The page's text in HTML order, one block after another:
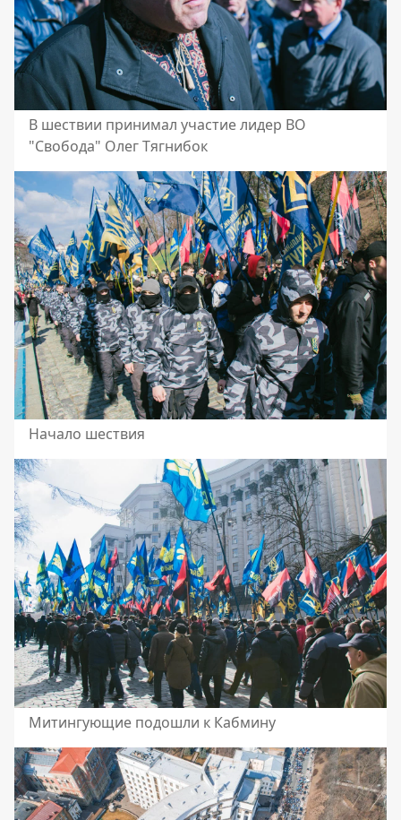
В шествии принимал участие лидер ВО
"Свобода" Олег Тягнибок
Начало шествия
Митингующие подошли к Кабмину